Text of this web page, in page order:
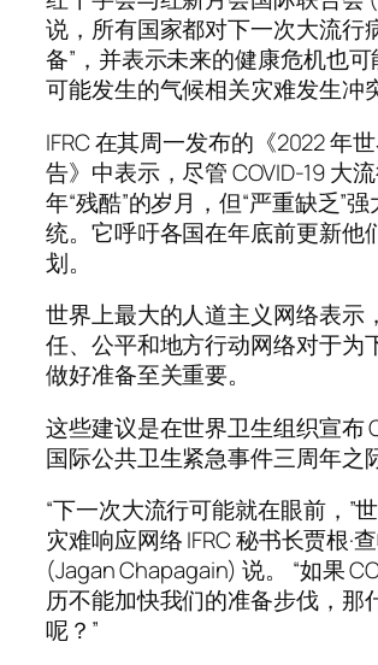
说，所有国家都对下一次大流行
备”，并表示未来的健康危机也
可能发生的气候相关灾难发生冲突
IFRC 在其周一发布的《2022 年
告》中表示，尽管 COVID-19 大
年“残酷”的岁月，但“严重缺乏”
统。它呼吁各国在年底前更新他
划。
世界上最大的人道主义网络表示
任、公平和地方行动网络对于为
做好准备至关重要。
这些建议是在世界卫生组织宣布
国际公共卫生紧急事件三周年之
“下一次大流行可能就在眼前，”
灾难响应网络 IFRC 秘书长贾根·
(Jagan Chapagain) 说。 “如果
历不能加快我们的准备步伐，那
呢？”